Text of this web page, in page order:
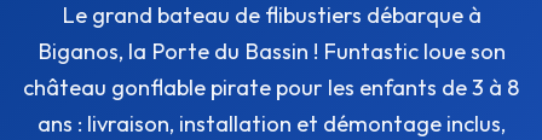
Le grand bateau de flibustiers débarque à
Biganos, la Porte du Bassin ! Funtastic loue son
château gonflable pirate pour les enfants de 3 à 8
ans : livraison, installation et démontage inclus,